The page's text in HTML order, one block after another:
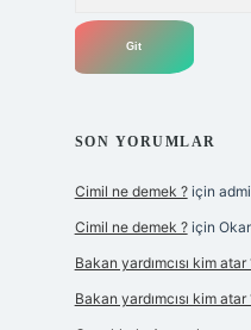
SON YORUMLAR
Cimil ne demek ?için
Cimil ne demek ?için
Bakan yardımcısı kim atar
Bakan yardımcısı kim atar